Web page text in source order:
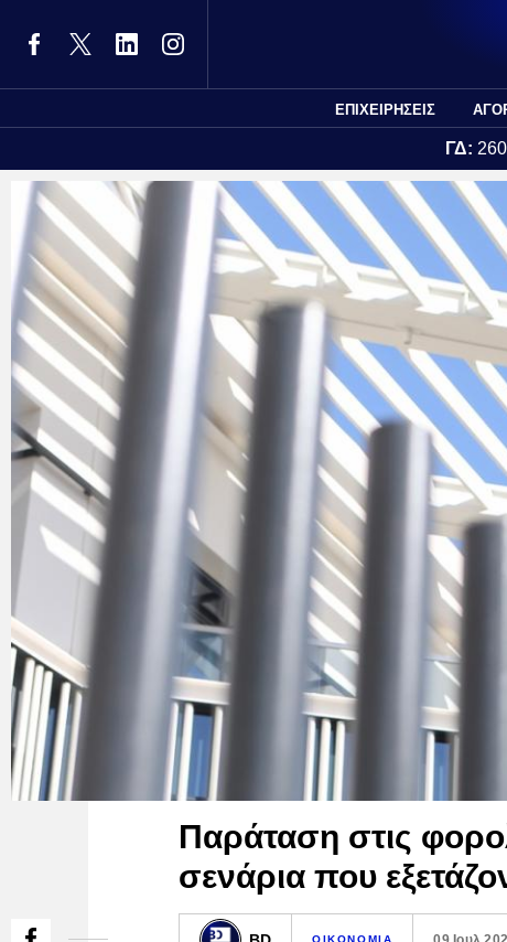
ΕΠΙΧΕΙΡΗΣΕΙΣ
ΓΔ:
Παράταση στις
σενάρια που
ΟΙΚΟΝΟΜΙΑ